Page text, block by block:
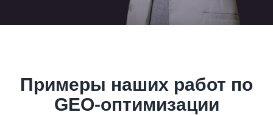
Примеры наших работ по
GEO-оптимизации